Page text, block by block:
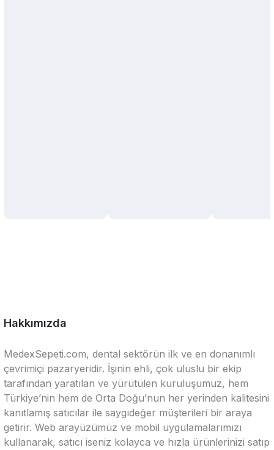
Hakkımızda
MedexSepeti.com, dental sektörün ilk ve en donanımlı
çevrimiçi pazaryeridir. İşinin ehli, çok uluslu bir ekip
tarafından yaratılan ve yürütülen kuruluşumuz, hem
Türkiye’nin hem de Orta Doğu’nun her yerinden kalitesini
kanıtlamış satıcılar ile saygıdeğer müşterileri bir araya
getirir. Web arayüzümüz ve mobil uygulamalarımızı
kullanarak, satıcı iseniz kolayca ve hızla ürünlerinizi satıp